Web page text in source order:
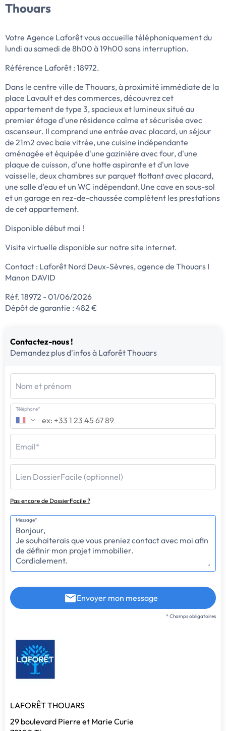
Thouars
Votre Agence Laforêt vous accueille téléphoniquement du
lundi au samedi de 8h00 à 19h00 sans interruption.
Référence Laforêt : 18972.
Dans le centre ville de Thouars, à proximité immédiate de la
place Lavault et des commerces, découvrez cet
appartement de type 3, spacieux et lumineux situé au
premier étage d'une résidence calme et sécurisée avec
ascenseur. Il comprend une entrée avec placard, un séjour
de 21m2 avec baie vitrée, une cuisine indépendante
aménagée et équipée d'une gazinière avec four, d'une
plaque de cuisson, d'une hotte aspirante et d'un lave
vaisselle, deux chambres sur parquet flottant avec placard,
une salle d'eau et un WC indépendant.Une cave en sous-sol
et un garage en rez-de-chaussée complètent les prestations
de cet appartement.
Disponible début mai !
Visite virtuelle disponible sur notre site internet.
Contact : Laforêt Nord Deux-Sèvres, agence de Thouars I
Manon DAVID
Réf. 18972 - 01/06/2026
Dépôt de garantie : 482 €
Contactez-nous !
Demandez plus d'infos à Laforêt Thouars
Nom et prénom
Téléphone*
Email*
Lien DossierFacile (optionnel)
Pas encore de DossierFacile ?
Message*
Envoyer mon message
* Champs obligatoires
LAFORÊT THOUARS
29 boulevard Pierre et Marie Curie